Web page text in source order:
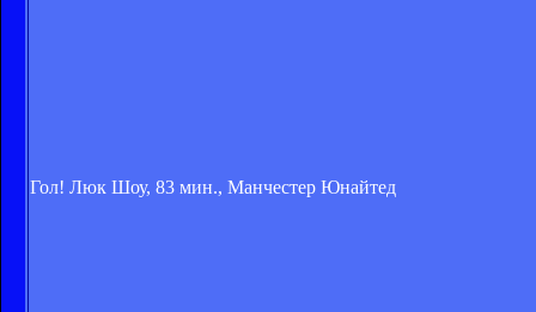
Гол! Люк Шоу, 83 мин., Манчестер Юнайтед